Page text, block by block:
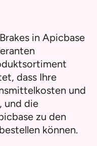
in Apicbase
dass Ihre
und
und die
zu den
können.